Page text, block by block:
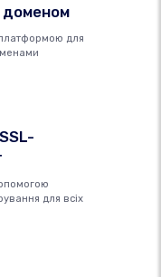
доменом
для
для всіх